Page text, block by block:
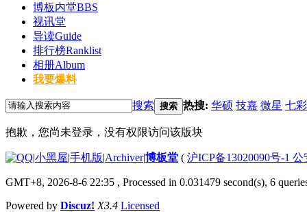
博板内堂BBS
视讯堂
导读Guide
排行榜Ranklist
相册Album
我要爆料
搜索 搜索 热搜: 华硕 技嘉 微星 七
抱歉，您尚未登录，没有权限访问该版块
|小黑屋|手机版|Archiver|博板堂 ( 沪ICP备13020090号-1
GMT+8, 2026-8-6 22:35 , Processed in 0.031479 second(s), 6
Powered by Discuz! X3.4 Licensed